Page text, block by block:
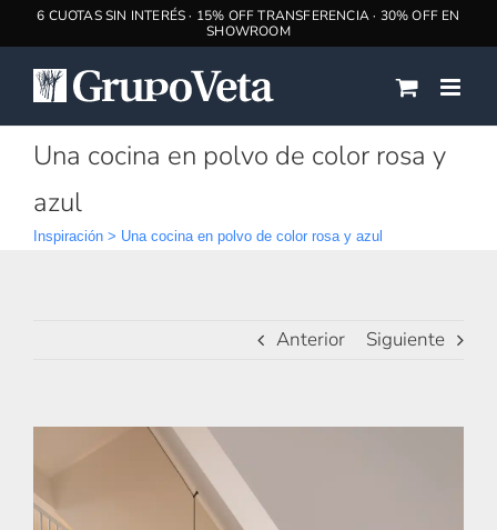
Una cocina en polvo de color rosa y
azul
Inspiración > Una cocina en polvo de color rosa y azul
Anterior Siguiente